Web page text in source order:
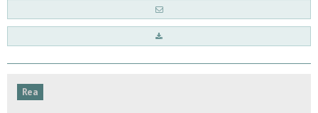
Rea